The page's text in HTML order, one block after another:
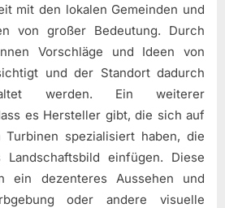
mit den lokalen Gemeinden und
von großer Bedeutung. Durch
Vorschläge und Ideen von
und der Standort dadurch
werden. Ein weiterer
es Hersteller gibt, die sich auf
spezialisiert haben, die
einfügen. Diese
ein dezenteres Aussehen und
oder andere visuelle